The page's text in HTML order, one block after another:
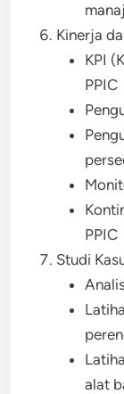
Kinerja
KPI
PPIC
PPIC
Studi
alat